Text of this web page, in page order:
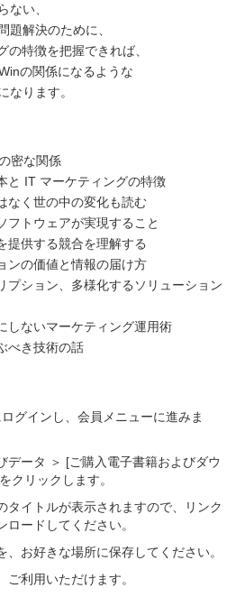
ない、
題解決のために、
特徴を把握できれば、
の関係になるような
なります。
密な関係
と IT マーケティングの特徴
なく世の中の変化も読む
フトウェアが実現すること
提供する競合を理解する
ンの価値と情報の届け方
プション、多様化するソリューション
しないマーケティング運用術
べき技術の話
グインし、会員メニューに進みま
データ ＞ [ご購入電子書籍およびダウ
クリックします。
タイトルが表示されますので、リンク
ードしてください。
、お好きな場所に保存してください。
利用いただけます。